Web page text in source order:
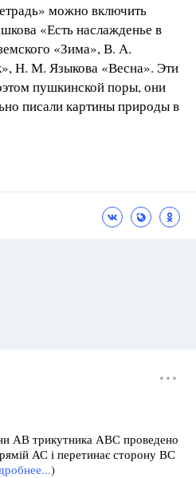
можно включить
«Есть наслажденье в
«Зима», В. А.
Н. М. Языкова «Весна». Эти
пушкинской поры, они
писали картины природы в
АВ трикутника АВС проведено
АС і перетинає сторону ВС
)